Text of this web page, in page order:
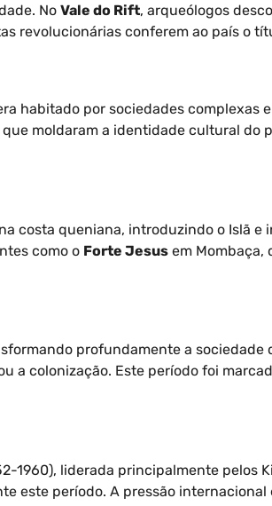
No Vale do Rift, arqueólogos
revolucionárias conferem ao país o
habitado por sociedades complexas
que moldaram a identidade cultural do
costa queniana, introduzindo o Islã
como o Forte Jesus em Mombaça,
profundamente a sociedade
a colonização. Este período foi
1960), liderada principalmente pelos
este período. A pressão